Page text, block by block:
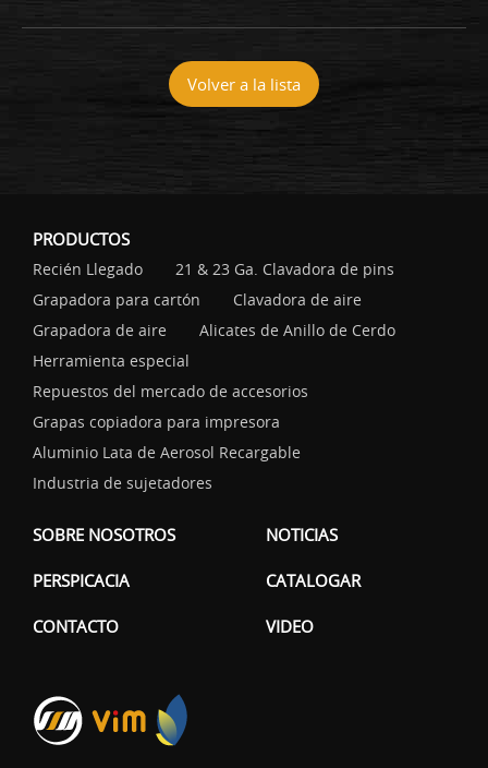
Volver a la lista
PRODUCTOS
Recién Llegado
21 & 23 Ga. Clavadora de pins
Grapadora para cartón
Clavadora de aire
Grapadora de aire
Alicates de Anillo de Cerdo
Herramienta especial
Repuestos del mercado de accesorios
Grapas copiadora para impresora
Aluminio Lata de Aerosol Recargable
Industria de sujetadores
SOBRE NOSOTROS NOTICIAS
PERSPICACIA CATALOGAR
CONTACTO VIDEO